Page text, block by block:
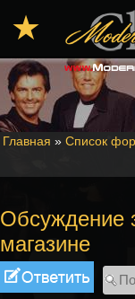
Главная » Список
Обсуждение
магазине
Ответить
★